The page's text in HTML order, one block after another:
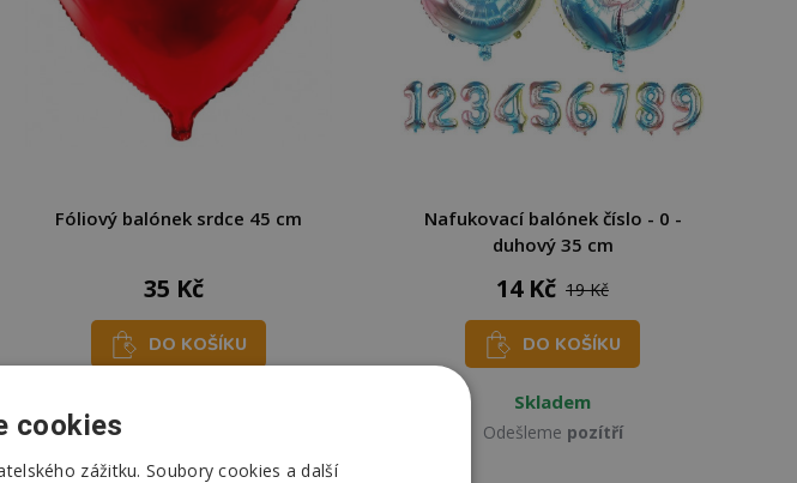
Fóliový balónek srdce 45 cm
35 Kč
DO KOŠÍKU
Odešleme
Nafukovací balónek číslo - 0 -
duhový 35 cm
14 Kč 19 Kč
DO KOŠÍKU
Skladem
Odešleme pozítří
cookies
zážitku. Soubory cookies a další